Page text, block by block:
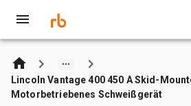
Lincoln Vantage 400 450 A Skid-
Motorbetriebenes Schweißgerät